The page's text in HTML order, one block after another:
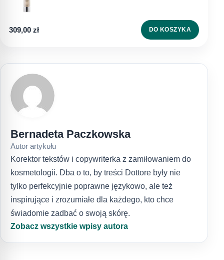
309,00zł DO KOSZYKA
Bernadeta Paczkowska
Autor artykułu
Korektor tekstów i copywriterka z zamiłowaniem do
kosmetologii. Dba o to, by treści Dottore były nie
tylko perfekcyjnie poprawne językowo, ale też
inspirujące i zrozumiałe dla każdego, kto chce
świadomie zadbać o swoją skórę.
Zobacz wszystkie wpisy autora